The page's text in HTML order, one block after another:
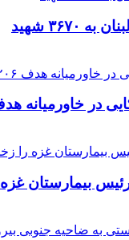
شهید
هدف ۲۰۶ حمله قرار
رئیس بیمارستان